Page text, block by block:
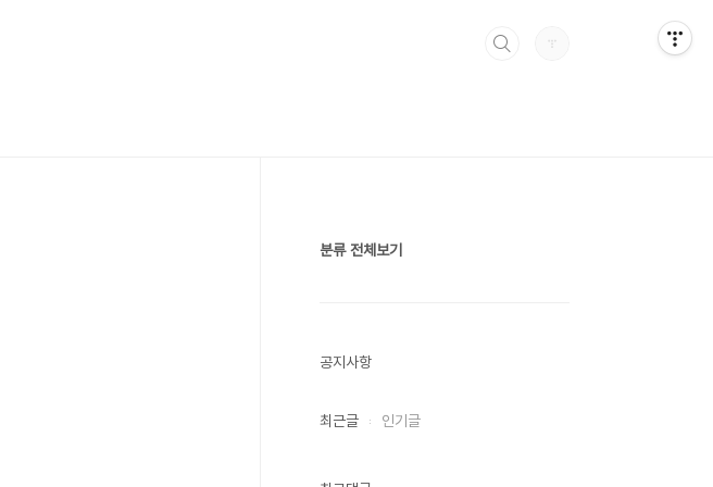
분류 전체보기
공지사항
최근글 인기글